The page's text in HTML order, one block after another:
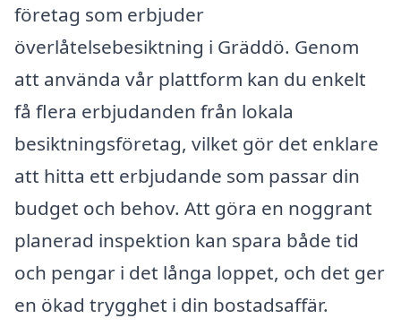
företag som erbjuder
överlåtelsebesiktning i Gräddö. Genom
att använda vår plattform kan du enkelt
få flera erbjudanden från lokala
besiktningsföretag, vilket gör det enklare
att hitta ett erbjudande som passar din
budget och behov. Att göra en noggrant
planerad inspektion kan spara både tid
och pengar i det långa loppet, och det ger
en ökad trygghet i din bostadsaffär.